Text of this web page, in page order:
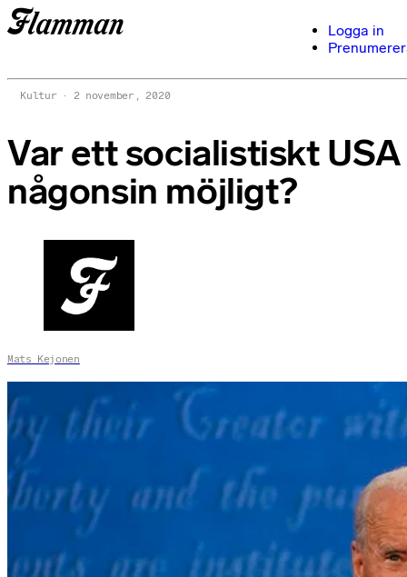
Logga in
Kultur 2 november, 2020
Var ett socialistiskt USA
någonsin möjligt?
Mats Kejonen